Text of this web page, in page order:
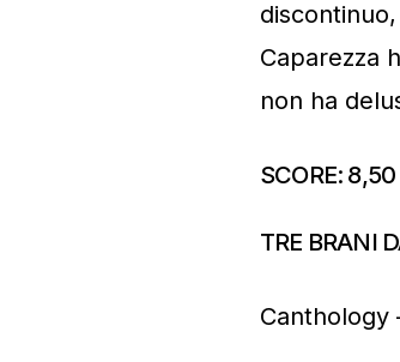
Caparezza
non ha
SCORE: 8,50
TRE BRANI
Canthology